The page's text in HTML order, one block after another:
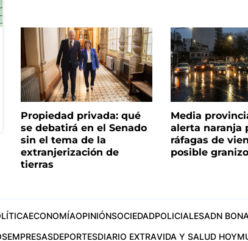
Propiedad privada: qué
se debatirá en el Senado
sin el tema de la
extranjerización de
tierras
Media
alerta naranja
ráfagas de
posible granizo
ECONOMÍAOPINIÓNSOCIEDADPOLICIALESADN
EMPRESASDEPORTESDIARIO EXTRAVIDA Y SALUD HOY